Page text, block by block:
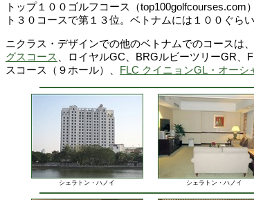
トップ１００ゴルフコース（top100golfcourses.com
ト３０コースで第１３位。ベトナムには１００ぐら
ニクラス・デザインでの他のベトナムでのコースは、
グスコース
、ロイヤルGC、BRGルビーツリーGR
スコース（９ホール）、
FLC クイニョンGL・オーシ
シェラトン・ハノイ シェラトン・ハノイ